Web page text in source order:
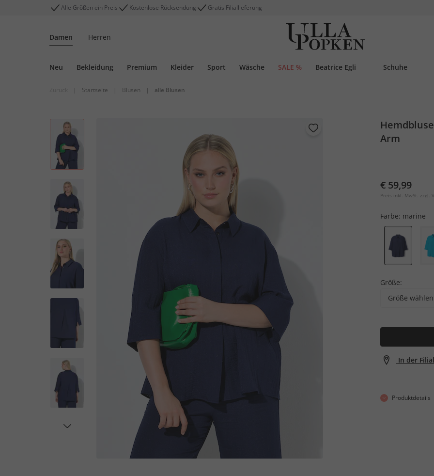
Alle Größen ein Preis Kostenlose Rücksendung Gratis Filiallieferung
Damen Herren
Neu Bekleidung Premium Kleider Sport Wäsche SALE % Beatrice Egli Schuhe
| Startseite | Blusen | alle Blusen
Arm
€ 59,99
Preis inkl. MwSt. zzgl.
Farbe: marine
Größe:
Größe wählen
In der
Produktdetails